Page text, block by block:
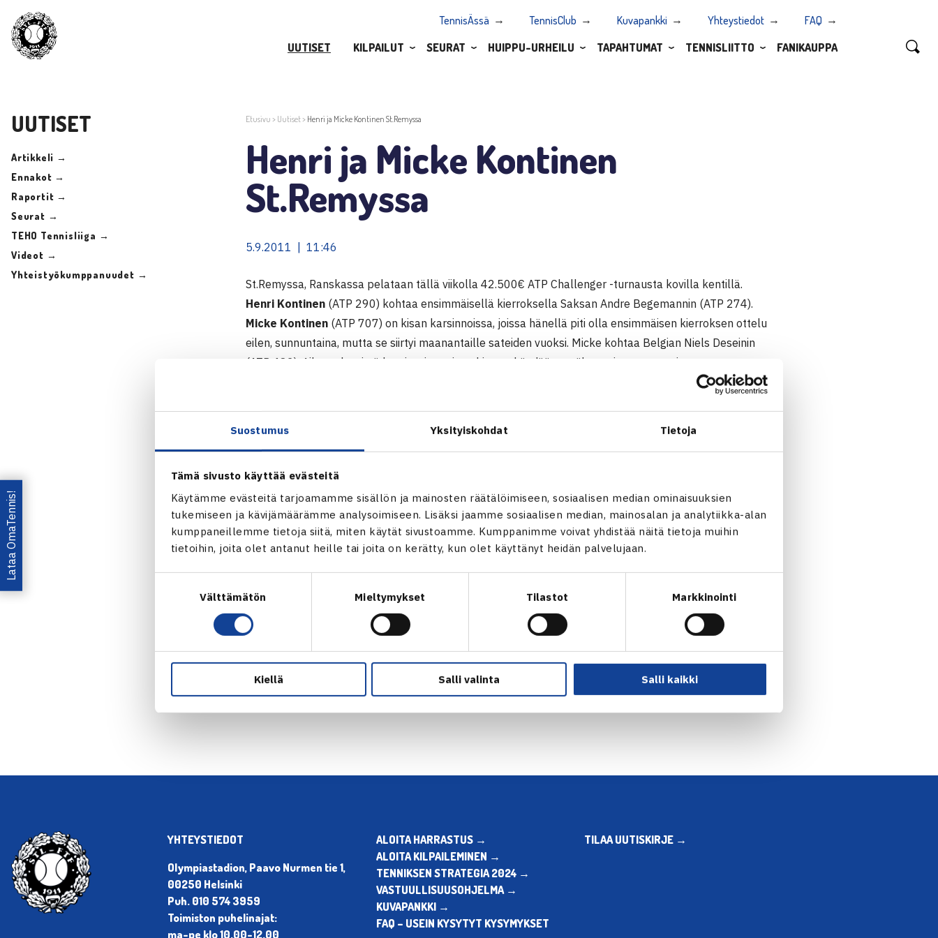
Suostumus Yksityiskohdat Tietoja
Tämä sivusto käyttää evästeitä
Käytämme evästeitä tarjoamamme sisällön ja mainosten räätälöimiseen, sosiaalisen median ominaisuuksien
tukemiseen ja kävijämäärämme analysoimiseen. Lisäksi jaamme sosiaalisen median, mainosalan ja analytiikka-alan
kumppaneillemme tietoja siitä, miten käytät sivustoamme. Kumppanimme voivat yhdistää näitä tietoja muihin
tietoihin, joita olet antanut heille tai joita on kerätty, kun olet käyttänyt heidän palvelujaan.
Välttämätön Mieltymykset Tilastot Markkinointi
Kiellä Salli valinta Salli kaikki
TennisÄssä TennisClub Kuvapankki Yhteystiedot
FAQ
UUTISET
KILPAILUT SEURAT HUIPPU-URHEILU TAPAHTUMAT TENNISLIITTO FANIKAUPPA
UUTISET
Artikkeli →
Ennakot →
Raportit →
Seurat →
TEHO Tennisliiga →
Videot →
Yhteistyökumppanuudet →
Etusivu > Uutiset> Henri ja Micke Kontinen St.Remyssa
Henri ja Micke Kontinen
St.Remyssa
5.9.2011 | 11:46
St.Remyssa, Ranskassa pelataan tällä viikolla 42.500€ ATP Challenger -turnausta kovilla kentillä.
Henri Kontinen (ATP 290) kohtaa ensimmäisellä kierroksella Saksan Andre Begemannin (ATP 274).
Micke Kontinen (ATP 707) on kisan karsinnoissa, joissa hänellä piti olla ensimmäisen kierroksen ottelu
eilen, sunnuntaina, mutta se siirtyi maanantaille sateiden vuoksi. Micke kohtaa Belgian Niels Deseinin
(ATP 482). Aikataulusyistä karsintojen toinen kierros käydään myöhemmin maanantaina.
Henri Kontisen verkkosivut
Kuva: Katriina Saarinen
Jaa:
← Edellinen Seuraava uutinen: Joel Popov ja… →
Lataa OmaTennis!
YHTEYSTIEDOT
Olympiastadion, Paavo Nurmen tie 1,
00250 Helsinki
Puh. 010 574 3959
Toimiston puhelinajat:
ma-pe klo 10.00-12.00
ALOITA HARRASTUS →
ALOITA KILPAILEMINEN →
TENNIKSEN STRATEGIA 2024 →
VASTUULLISUUSOHJELMA →
KUVAPANKKI →
FAQ – USEIN KYSYTYT KYSYMYKSET
TILAA UUTISKIRJE →